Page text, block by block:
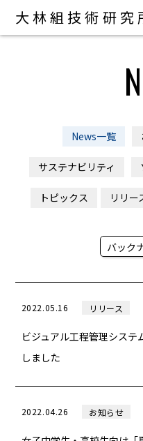
大林組技術研究
News一覧
サステナビリティ
トピックス リリー
2022.05.16 リリース
ビジュアル工程管理シス
しました
2022.04.26 お知らせ